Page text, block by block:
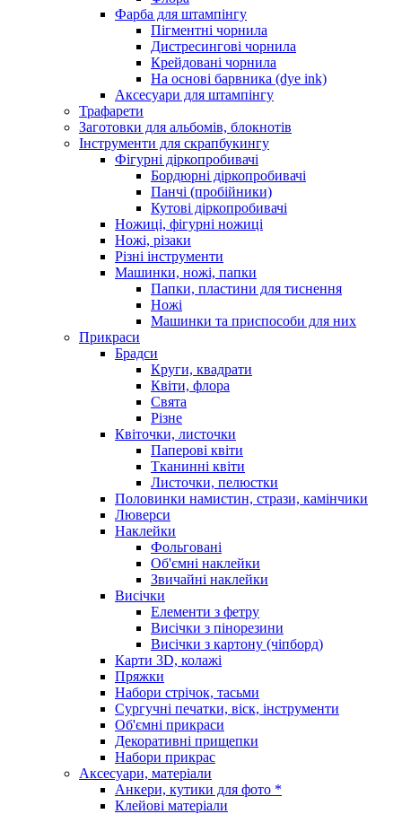
Фарба для штампінгу
Пігментні чорнила
Дистресингові чорнила
Крейдовані чорнила
На основі барвника (dye ink)
Аксесуари для штампінгу
Трафарети
Заготовки для альбомів, блокнотів
Інструменти для скрапбукингу
Фігурні діркопробивачі
Бордюрні діркопробивачі
Панчі (пробійники)
Кутові діркопробивачі
Ножиці, фігурні ножиці
Ножі, різаки
Різні інструменти
Машинки, ножі, папки
Папки, пластини для тиснення
Ножі
Машинки та приспособи для них
Прикраси
Брадси
Круги, квадрати
Квіти, флора
Свята
Різне
Квіточки, листочки
Паперові квіти
Тканинні квіти
Листочки, пелюстки
Половинки намистин, стрази, камінчики
Люверси
Наклейки
Фольговані
Об'ємні наклейки
Звичайні наклейки
Висічки
Елементи з фетру
Висічки з пінорезини
Висічки з картону (чіпборд)
Карти 3D, колажі
Пряжки
Набори стрічок, тасьми
Сургучні печатки, віск, інструменти
Об'ємні прикраси
Декоративні прищепки
Набори прикрас
Аксесуари, матеріали
Анкери, кутики для фото *
Клейові матеріали